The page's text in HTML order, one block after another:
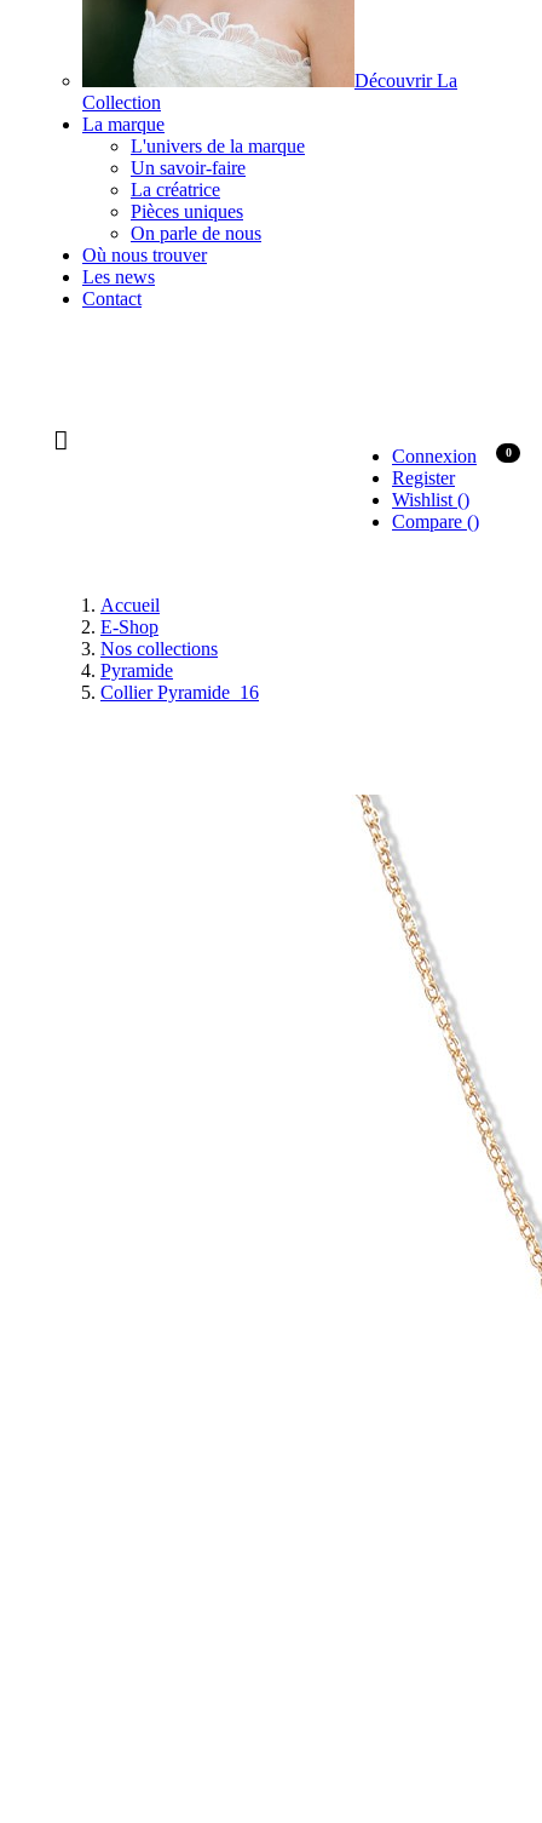
Découvrir La
Collection
La marque
L'univers de la marque
Un savoir-faire
La créatrice
Pièces uniques
On parle de nous
Où nous trouver
Les news
Contact
Connexion
Register
Wishlist ()
Compare ()
0
Accueil
E-Shop
Nos collections
Pyramide
Collier Pyramide_16